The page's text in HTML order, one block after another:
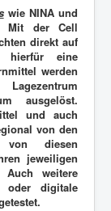
wie NINA und
Mit der Cell
direkt auf
hierfür eine
werden
ausgelöst.
und auch
von den
von diesen
jeweiligen
Auch weitere
oder digitale